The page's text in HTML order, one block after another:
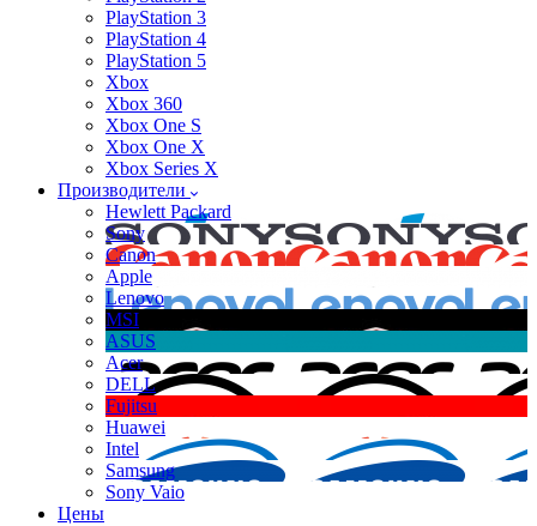
PlayStation 3
PlayStation 4
PlayStation 5
Xbox
Xbox 360
Xbox One S
Xbox One X
Xbox Series X
Производители
Hewlett Packard
Sony
Canon
Apple
Lenovo
MSI
ASUS
Acer
DELL
Fujitsu
Huawei
Intel
Samsung
Sony Vaio
Цены